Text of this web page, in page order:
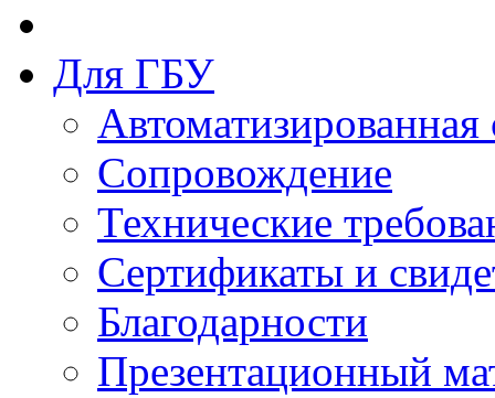
Для ГБУ
Сопровождение
Технические
Сертификаты и
Благодарности
Презентационный